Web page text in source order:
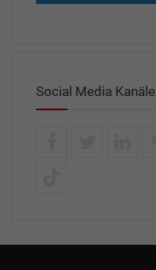
Social Media Kanäle